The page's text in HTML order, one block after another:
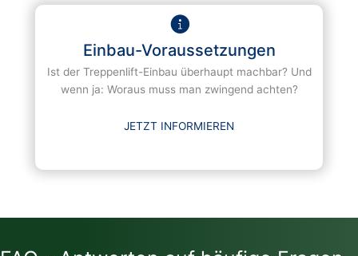
Einbau-Voraussetzungen
Ist der Treppenlift-Einbau überhaupt machbar? Und
wenn ja: Woraus muss man zwingend achten?
JETZT INFORMIEREN